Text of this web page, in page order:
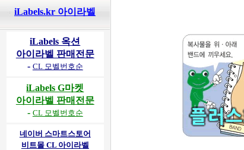
iLabels.kr 아이라벨
iLabels 옥션
아이라벨 판매전문
- CL 모벨번호순
iLabels G마켓
아이라벨 판매전문
- CL 모벨번호순
네이버 스마트스토어
비트몰 CL 아이라벨